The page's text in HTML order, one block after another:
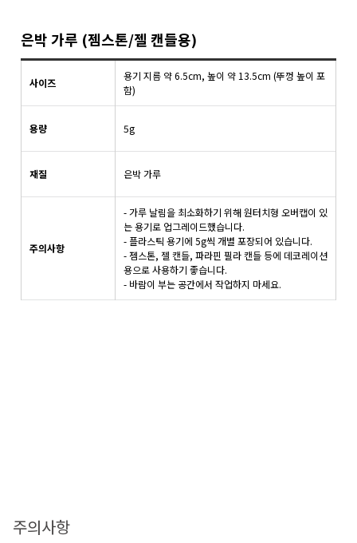
은박 가루 (젬스톤/젤 캔들용)
사이즈
용기 지름 약 6.5cm, 높이 약 13.5cm (뚜껑 높이 포
함)
용량 5g
재질 은박 가루
주의사항
- 가루 날림을 최소화하기 위해 원터치형 오버캡이 있
는 용기로 업그레이드했습니다.
- 플라스틱 용기에 5g씩 개별 포장되어 있습니다.
- 젬스톤, 젤 캔들, 파라핀 필라 캔들 등에 데코레이션
용으로 사용하기 좋습니다.
- 바람이 부는 공간에서 작업하지 마세요.
주의사항